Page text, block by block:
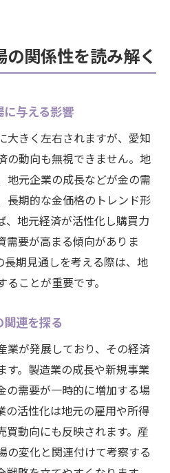
関係性を読み解く
与える影響
大きく左右されますが、愛知
の動向も無視できません。地
地元企業の成長などが金の需
長期的な金価格のトレンド形
、地元経済が活性化し購買力
需要が高まる傾向がありま
長期見通しを考える際は、地
ことが重要です。
連を探る
業が発展しており、その経済
す。製造業の成長や新規事業
の需要が一時的に増加する場
の活性化は地元の雇用や所得
買動向にも反映されます。産
の変化と関連付けて考察する